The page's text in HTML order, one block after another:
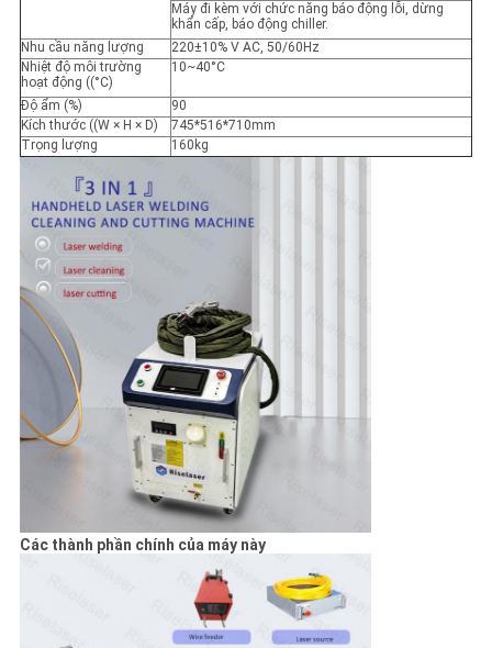
Máy đi kèm với chức năng báo động lỗi, dừng
khẩn cấp, báo động chiller.
Nhu cầu năng lượng
220±10% V AC, 50/60Hz
Nhiệt độ môi trường
hoạt động ((°C)
10~40°C
Độ ẩm (%)
90
Kích thước ((W × H × D)
745*516*710mm
Trọng lượng
160kg
Các thành phần chính của máy này